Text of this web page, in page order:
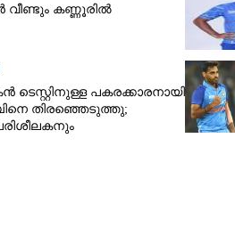
വീണ്ടും കണ്ണൂരിൽ
ടെസ്റ്റിനുള്ള പകരക്കാരനായി
തിരഞ്ഞെടുത്തു;